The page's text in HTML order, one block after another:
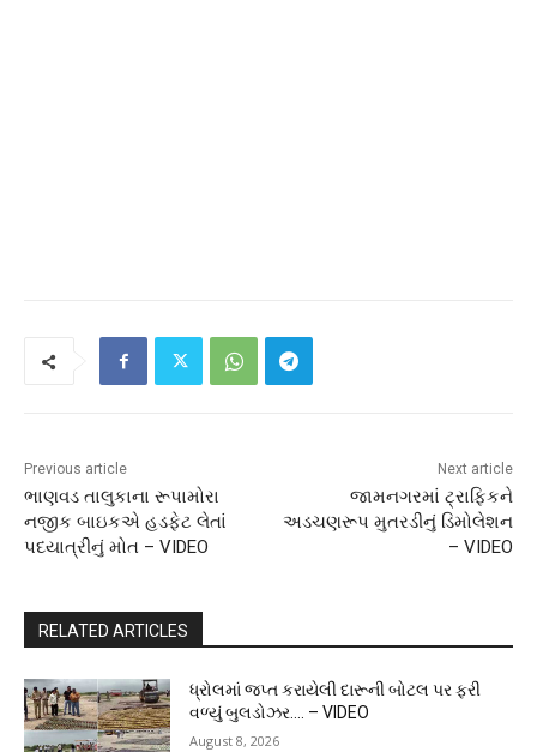
Previous article
ભાણવડ તાલુકાના રૂપામોરા
નજીક બાઇકએ હડફેટ લેતાં
પદયાત્રીનું મોત – VIDEO
Next article
જામનગરમાં ટ્રાફિકને
અડચણરૂપ મુતરડીનું ડિમોલેશન
– VIDEO
RELATED ARTICLES
ધ્રોલમાં જપ્ત કરાયેલી દારૂની બોટલ પર ફરી
વળ્યું બુલડોઝર…. – VIDEO
August 8, 2026